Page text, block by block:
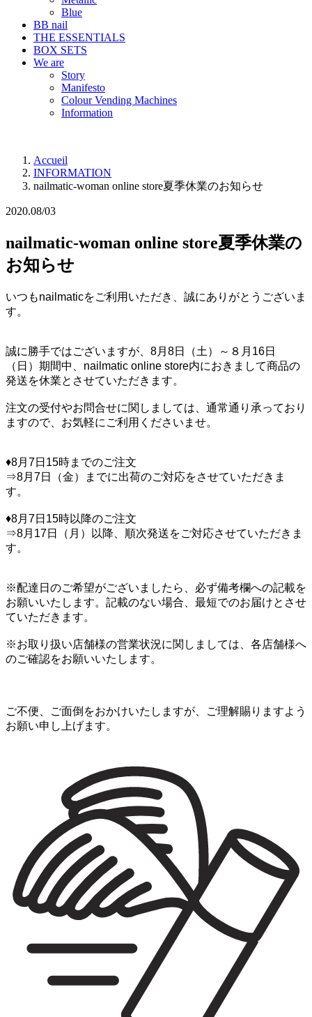
Blue
BB nail
THE ESSENTIALS
BOX SETS
We are
Story
Manifesto
Colour Vending Machines
Information
Accueil
INFORMATION
nailmatic-woman online store夏季休業のお知らせ
2020.08/03
nailmatic-woman online store夏季休業の
お知らせ
いつもnailmaticをご利用いただき、誠にありがとうございま
す。
誠に勝手ではございますが、8月8日（土）～８月16日
（日）期間中、nailmatic online store内におきまして商品の
発送を休業とさせていただきます。
注文の受付やお問合せに関しましては、通常通り承っており
ますので、お気軽にご利用くださいませ。
♦8月7日15時までのご注文
⇒8月7日（金）までに出荷のご対応をさせていただきま
す。
♦8月7日15時以降のご注文
⇒8月17日（月）以降、順次発送をご対応させていただきま
す。
※配達日のご希望がございましたら、必ず備考欄への記載を
お願いいたします。記載のない場合、最短でのお届けとさせ
ていただきます。
※お取り扱い店舗様の営業状況に関しましては、各店舗様へ
のご確認をお願いいたします。
ご不便、ご面倒をおかけいたしますが、ご理解賜りますよう
お願い申し上げます。